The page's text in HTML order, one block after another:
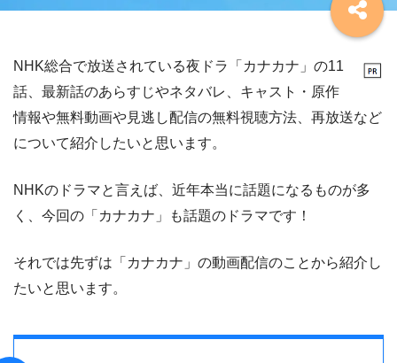
NHK総合で放送されている夜ドラ「カナカナ」の11
話、最新話のあらすじやネタバレ、キャスト・原作
情報や無料動画や見逃し配信の無料視聴方法、再放送など
について紹介したいと思います。
NHKのドラマと言えば、近年本当に話題になるものが多
く、今回の「カナカナ」も話題のドラマです！
それでは先ずは「カナカナ」の動画配信のことから紹介し
たいと思います。